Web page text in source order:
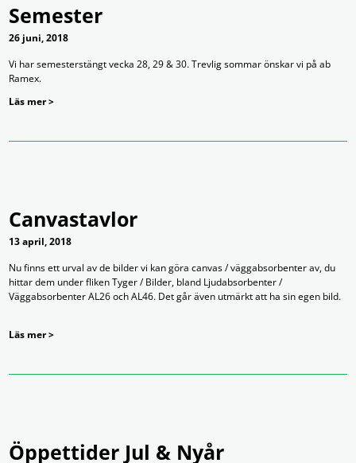
Semester
26 juni, 2018
Vi har semesterstängt vecka 28, 29 & 30. Trevlig sommar önskar vi på ab
Ramex.
Läs mer >
Canvastavlor
13 april, 2018
Nu finns ett urval av de bilder vi kan göra canvas / väggabsorbenter av, du
hittar dem under fliken Tyger / Bilder, bland Ljudabsorbenter /
Väggabsorbenter AL26 och AL46. Det går även utmärkt att ha sin egen bild.
Läs mer >
Öppettider Jul & Nyår